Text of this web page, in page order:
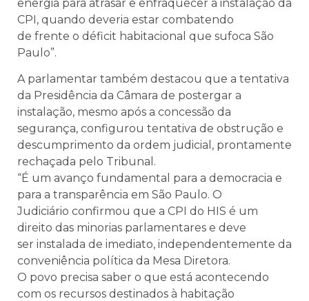
energia para atrasar e enfraquecer a instalação da
CPI, quando deveria estar combatendo
de frente o déficit habitacional que sufoca São
Paulo”.
A parlamentar também destacou que a tentativa
da Presidência da Câmara de postergar a
instalação, mesmo após a concessão da
segurança, configurou tentativa de obstrução e
descumprimento da ordem judicial, prontamente
rechaçada pelo Tribunal.
“É um avanço fundamental para a democracia e
para a transparência em São Paulo. O
Judiciário confirmou que a CPI do HIS é um
direito das minorias parlamentares e deve
ser instalada de imediato, independentemente da
conveniência política da Mesa Diretora.
O povo precisa saber o que está acontecendo
com os recursos destinados à habitação